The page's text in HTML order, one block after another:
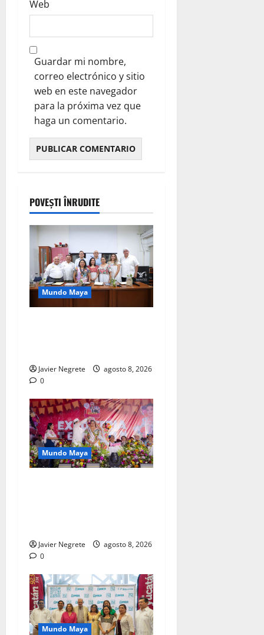
Web
Guardar mi nombre,
correo electrónico y sitio
web en este navegador
para la próxima vez que
haga un comentario.
POVEȘTI ÎNRUDITE
Mundo Maya
Javier Negrete
agosto 8, 2026
0
Mundo Maya
Javier Negrete
agosto 8, 2026
0
Mundo Maya